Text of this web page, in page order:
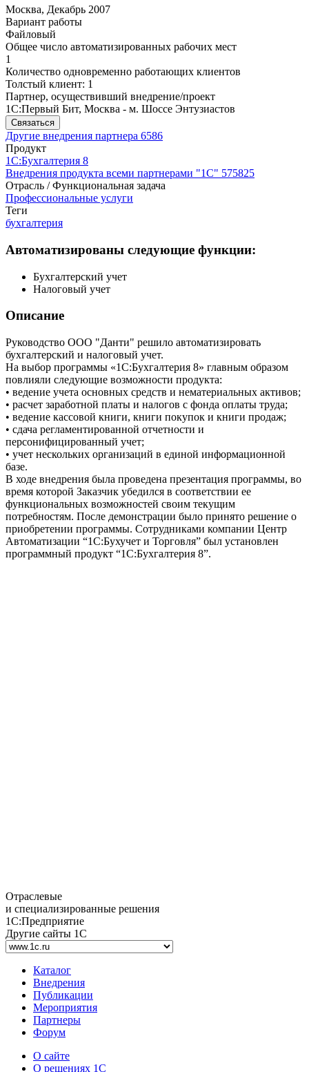
Москва, Декабрь 2007
Вариант работы
Файловый
Общее число автоматизированных рабочих мест
1
Количество одновременно работающих клиентов
Толстый клиент: 1
Партнер, осуществивший внедрение/проект
1С:Первый Бит, Москва - м. Шоссе Энтузиастов
Связаться
Другие внедрения партнера 6586
Продукт
1С:Бухгалтерия 8
Внедрения продукта всеми партнерами "1С" 575825
Отрасль / Функциональная задача
Профессиональные услуги
Теги
бухгалтерия
Автоматизированы следующие функции:
Бухгалтерский учет
Налоговый учет
Описание
Руководство ООО "Данти" решило автоматизировать
бухгалтерский и налоговый учет.
На выбор программы «1С:Бухгалтерия 8» главным образом
повлияли следующие возможности продукта:
• ведение учета основных средств и нематериальных активов;
• расчет заработной платы и налогов с фонда оплаты труда;
• ведение кассовой книги, книги покупок и книги продаж;
• сдача регламентированной отчетности и
персонифицированный учет;
• учет нескольких организаций в единой информационной
базе.
В ходе внедрения была проведена презентация программы, во
время которой Заказчик убедился в соответствии ее
функциональных возможностей своим текущим
потребностям. После демонстрации было принято решение о
приобретении программы. Сотрудниками компании Центр
Автоматизации “1C:Бухучет и Торговля” был установлен
программный продукт “1С:Бухгалтерия 8”.
Отраслевые
и специализированные решения
1С:Предприятие
Другие сайты 1С
Каталог
Внедрения
Публикации
Мероприятия
Партнеры
Форум
О сайте
О решениях 1С